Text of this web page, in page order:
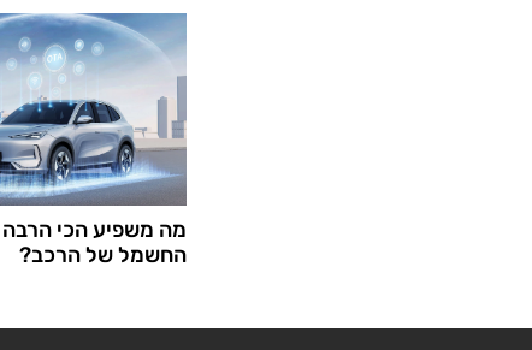
מה משפיע הכי
החשמל של הרכב?